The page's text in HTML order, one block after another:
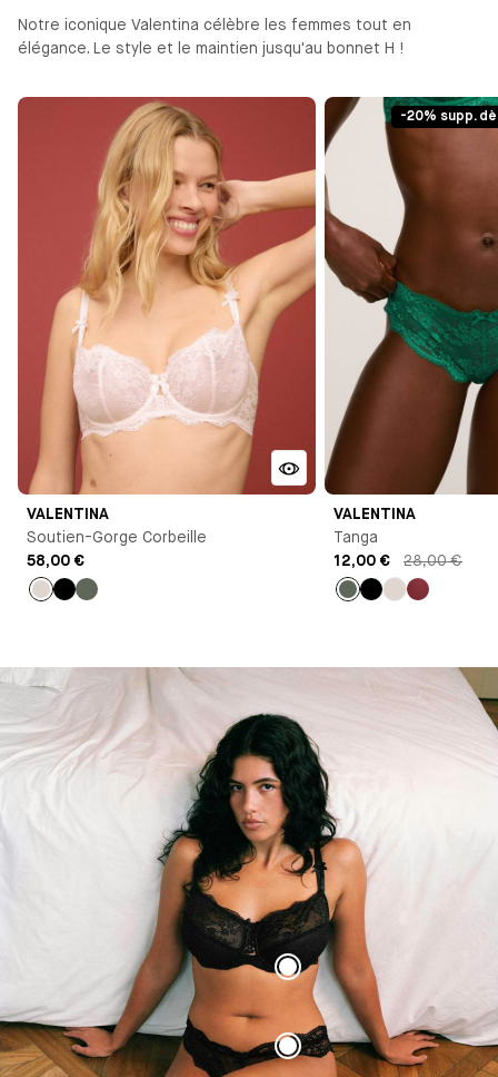
Notre iconique Valentina célèbre les femmes tout en
élégance. Le style et le maintien jusqu'au bonnet H !
VALENTINA
Soutien-Gorge Corbeille
58,00 €
Talc
-20% supp.
VALENTINA
Tanga
12,00 €
28,00 €
Vert